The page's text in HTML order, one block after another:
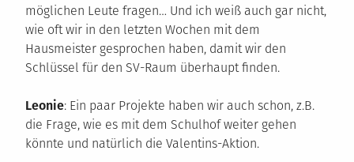
möglichen Leute fragen… Und ich weiß auch gar nicht,
wie oft wir in den letzten Wochen mit dem
Hausmeister gesprochen haben, damit wir den
Schlüssel für den SV-Raum überhaupt finden.
Leonie: Ein paar Projekte haben wir auch schon, z.B.
die Frage, wie es mit dem Schulhof weiter gehen
könnte und natürlich die Valentins-Aktion.